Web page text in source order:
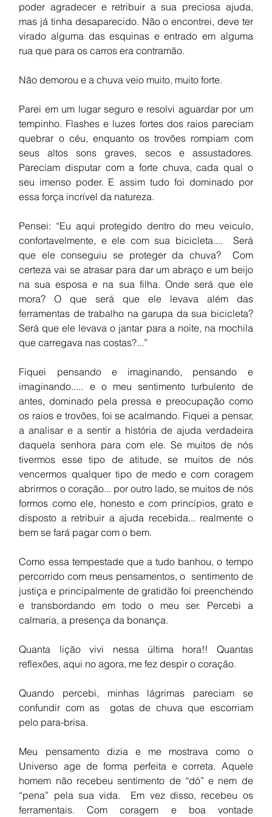
poder agradecer e retribuir a sua preciosa ajuda,
mas já tinha desaparecido. Não o encontrei, deve ter
virado alguma das esquinas e entrado em alguma
rua que para os carros era contramão.
Não demorou e a chuva veio muito, muito forte.
Parei em um lugar seguro e resolvi aguardar por um
tempinho. Flashes e luzes fortes dos raios pareciam
quebrar o céu, enquanto os trovões rompiam com
seus altos sons graves, secos e assustadores.
Pareciam disputar com a forte chuva, cada qual o
seu imenso poder. E assim tudo foi dominado por
essa força incrível da natureza.
Pensei: “Eu aqui protegido dentro do meu veiculo,
confortavelmente, e ele com sua bicicleta....  Será
que ele conseguiu se proteger da chuva?  Com
certeza vai se atrasar para dar um abraço e um beijo
na sua esposa e na sua filha. Onde será que ele
mora? O que será que ele levava além das
ferramentas de trabalho na garupa da sua bicicleta?
Será que ele levava o jantar para a noite, na mochila
que carregava nas costas?...”
Fiquei pensando e imaginando, pensando e
imaginando..... e o meu sentimento turbulento de
antes, dominado pela pressa e preocupação como
os raios e trovões, foi se acalmando. Fiquei a pensar,
a analisar e a sentir a história de ajuda verdadeira
daquela senhora para com ele. Se muitos de nós
tivermos esse tipo de atitude, se muitos de nós
vencermos qualquer tipo de medo e com coragem
abrirmos o coração... por outro lado, se muitos de nós
formos como ele, honesto e com princípios, grato e
disposto a retribuir a ajuda recebida... realmente o
bem se fará pagar com o bem.
Como essa tempestade que a tudo banhou, o tempo
percorrido com meus pensamentos, o  sentimento de
justiça e principalmente de gratidão foi preenchendo
e transbordando em todo o meu ser. Percebi a
calmaria, a presença da bonança.
Quanta lição vivi nessa última hora!! Quantas
reflexões, aqui no agora, me fez despir o coração.
Quando percebi, minhas lágrimas pareciam se
confundir com as  gotas de chuva que escorriam
pelo para-brisa.
Meu pensamento dizia e me mostrava como o
Universo age de forma perfeita e correta. Aquele
homem não recebeu sentimento de “dó” e nem de
“pena” pela sua vida.  Em vez disso, recebeu os
ferramentais. Com coragem e boa vontade